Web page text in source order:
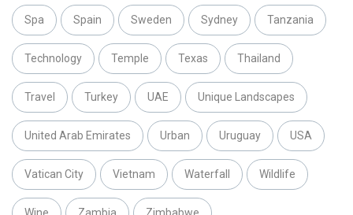
Spa Spain Sweden Sydney Tanzania
Technology Temple Texas Thailand
Travel Turkey UAE Unique Landscapes
United Arab Emirates Urban Uruguay USA
Vatican City Vietnam Waterfall Wildlife